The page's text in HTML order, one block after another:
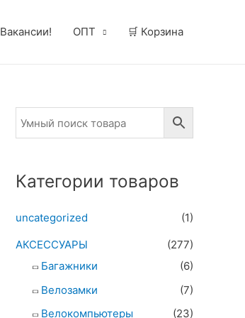
Вакансии! ОПТ 🛒 Корзина
Категории товаров
uncategorized
(1)
АКСЕССУАРЫ
(277)
Багажники
(6)
Велозамки
(7)
Велокомпьютеры
(23)